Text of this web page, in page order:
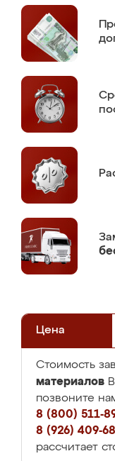
Цена
Стоимость
материалов
позвоните
8 (800) 511-
8 (926) 409-
рассчитает